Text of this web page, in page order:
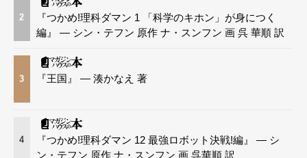
2
『つかめ!理科ダマン 1 「科学のキホン」が身につく
編』 — シン・テフン 原作 ナ・スンフン 画 呉 華順 訳
3 『王国』 — 湊かなえ 著
4
『つかめ!理科ダマン 12 最強ロボット決戦!編』 — シ
ン・テフン 原作 ナ・スンフン 画 呉華順 訳